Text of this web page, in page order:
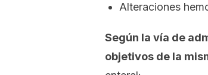
Alteraciones
Según la vía de
objetivos de la